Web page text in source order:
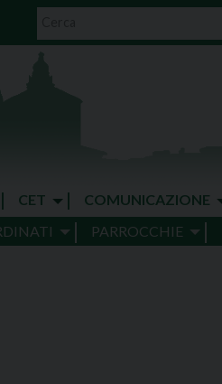
CET COMUNICAZIONE
PARROCCHIE